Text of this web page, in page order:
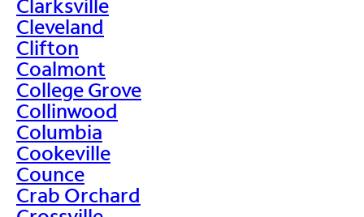
Clarksville
Cleveland
Clifton
Coalmont
College Grove
Collinwood
Columbia
Cookeville
Counce
Crab Orchard